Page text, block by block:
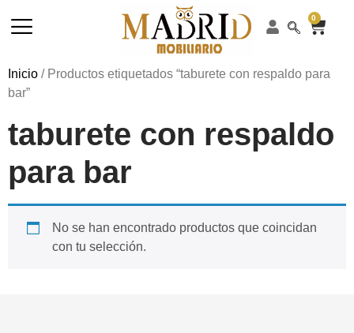
0
Inicio / Productos etiquetados “taburete con respaldo para
bar”
taburete con respaldo
para bar
No se han encontrado productos que coincidan
con tu selección.